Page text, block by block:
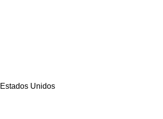
Unidos